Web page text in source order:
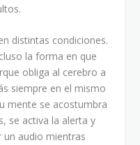
distintas condiciones.
la forma en que
obliga al cerebro a
siempre en el mismo
mente se acostumbra
se activa la alerta y
un audio mientras